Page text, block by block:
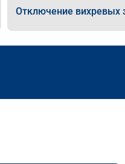
Отключение вихревых